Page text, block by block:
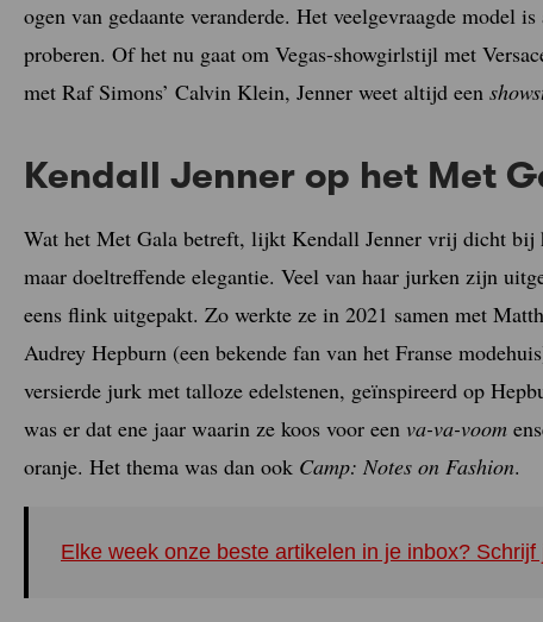
ogen van gedaante veranderde. Het veelgevraagde model
proberen. Of het nu gaat om Vegas-showgirlstijl met
met Raf Simons’ Calvin Klein, Jenner weet altijd een
Kendall Jenner op het Met
Wat het Met Gala betreft, lijkt Kendall Jenner vrij dicht bij
maar doeltreffende elegantie. Veel van haar jurken zijn
eens flink uitgepakt. Zo werkte ze in 2021 samen met
Audrey Hepburn (een bekende fan van het Franse
versierde jurk met talloze edelstenen, geïnspireerd op
was er dat ene jaar waarin ze koos voor een va-va-voom
oranje. Het thema was dan ook Camp: Notes on Fashion.
Elke week onze beste artikelen in je inbox?